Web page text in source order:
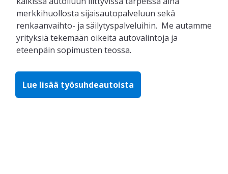
merkkihuollosta sijaisautopalveluun sekä
renkaanvaihto- ja säilytyspalveluihin. Me autamme
yrityksiä tekemään oikeita autovalintoja ja
eteenpäin sopimusten teossa.
Lue lisää työsuhdeautoista